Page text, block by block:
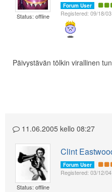
Status: offline
Forum User
Registered: 09/18/03
Päivystävän tölkin virallinen
11.06.2005 kello 08:27
Status: offline
Clint
Forum User
Registered: 03/12/04